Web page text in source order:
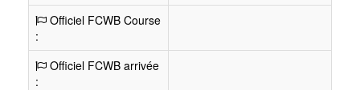
Officiel FCWB Course
:
Officiel FCWB arrivée
: